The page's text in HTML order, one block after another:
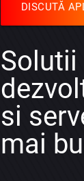
DISCUTĂ
Solutii
si
mai